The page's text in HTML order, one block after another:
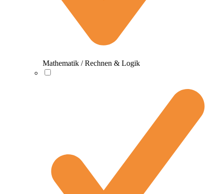
Mathematik / Rechnen & Logik